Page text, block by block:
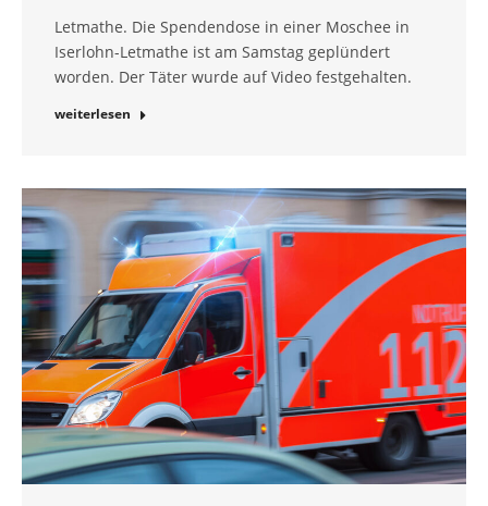
Letmathe. Die Spendendose in einer Moschee in
Iserlohn-Letmathe ist am Samstag geplündert
worden. Der Täter wurde auf Video festgehalten.
weiterlesen